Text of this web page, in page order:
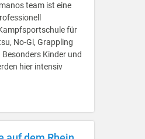
team ist eine
für
No-Gi, Grappling
Kinder und
hier intensiv